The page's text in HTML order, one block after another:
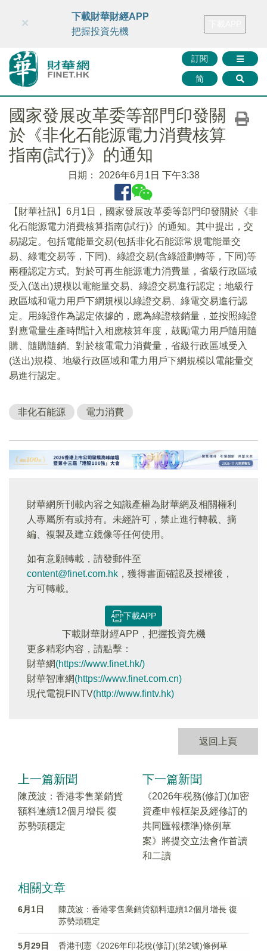
財華智庫網 FINTV FINMETA 財華證券 媒體矩陣
訂閱
简
×
下載財華財經APP
把握投資先機
國家發展改革委等部門印發關
於《非化石能源電力消費核算
指南(試行)》的通知
日期： 2026年6月1日 下午3:38
【財華社訊】6月1日，國家發展改革委等部門印發關於《非
化石能源電力消費核算指南(試行)》的通知。其中提出，交
易認定。包括電能量交易(包括非化石能源常規電能量交
易、綠電交易等，下同)、綠證交易(含綠證劃轉等，下同)等
兩種認定方式。對於可再生能源電力消費量，省級行政區域
受入(送出)規模以電能量交易、綠證交易進行認定；地級行
政區域和電力用戶下網規模以綠證交易、綠電交易進行認
定。用綠證作為認定依據的，應為綠證核銷量，並按照綠證
對應電量生產時間計入相應核算年度，鼓勵電力用戶隨用隨
購、隨購隨銷。對於核電電力消費量，省級行政區域受入
(送出)規模、地級行政區域和電力用戶下網規模以電能量交
易進行認定。
非化石能源 電力消費
財華網所刊載內容之知識產權為財華網及相關權利
人專屬所有或持有。未經許可，禁止進行轉載、摘
編、複製及建立鏡像等任何使用。
如有意願轉載，請發郵件至
content@finet.com.hk ，獲得書面確認及授權後，
方可轉載。
下載APP
下載財華財經APP，把握投資先機
更多精彩内容，請點擊：
財華網(https://www.finet.hk/)
財華智庫網(https://www.finet.com.cn)
現代電視FINTV(http://www.fintv.hk)
返回上頁
上一篇新聞
陳茂波：香港零售業銷貨
額料連續12個月增長 復
苏勢頭穩定
下一篇新聞
《2026年税務(修訂)(加密
資產申報框架及經修訂的
共同匯報標準)條例草
案》將提交立法會作首讀
和二讀
相關文章
6月1日
陳茂波：香港零售業銷貨額料連續12個月增長 復
苏勢頭穩定
5月29日
香港刊憲《2026年印花稅(修訂)(第2號)條例草